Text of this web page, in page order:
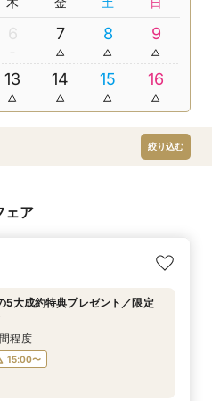
6 7 8 9
13 14 15 16
絞り込む
ェア
5大成約特典プレゼント／限定
程度
15:00〜